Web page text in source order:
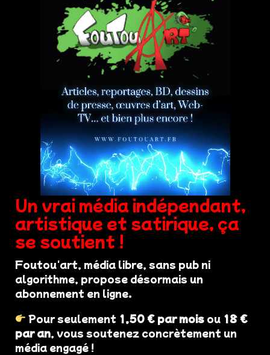
Un vrai média indépendant,
artistique et satirique, ça
se soutient !
Foutou'art, média libre, sans pub ni
algorithme, propose désormais un
abonnement en ligne.
Pour seulement 1,50 € par mois ou 18 €
par an, vous soutenez concrètement un
média engagé !